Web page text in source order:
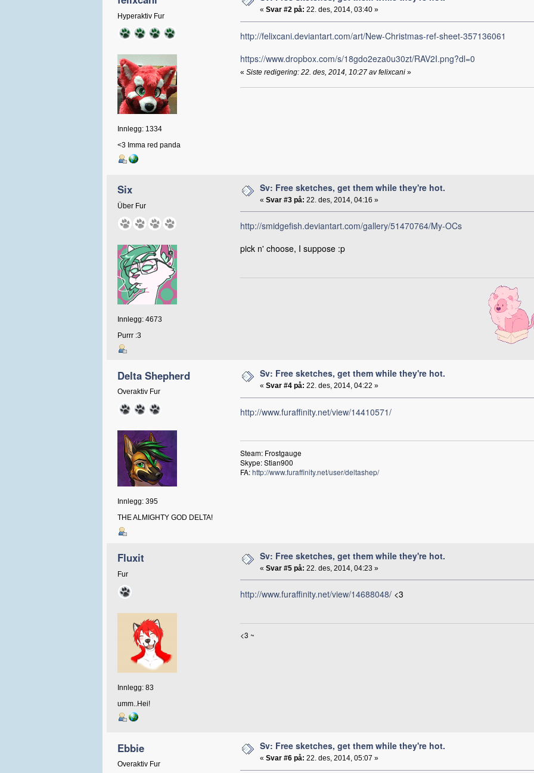
Hyperaktiv Fur
Innlegg: 1334
<3 Imma red panda
« Svar #2 på: 22. des, 2014, 03:40 »
http://felixcani.deviantart.com/art/New-Christmas-ref-sheet-357136061
https://www.dropbox.com/s/18gdo2eza0u30zt/RAV2I.png?dl=0
« Siste redigering: 22. des, 2014, 10:27 av felixcani »
Six
Über Fur
Innlegg: 4673
Purrr :3
Sv: Free sketches, get them while they're hot.
« Svar #3 på: 22. des, 2014, 04:16 »
http://smidgefish.deviantart.com/gallery/51470764/My-OCs
pick n' choose, I suppose :p
Delta Shepherd
Overaktiv Fur
Innlegg: 395
THE ALMIGHTY GOD DELTA!
Sv: Free sketches, get them while they're hot.
« Svar #4 på: 22. des, 2014, 04:22 »
http://www.furaffinity.net/view/14410571/
Steam: Frostgauge
Skype: Stian900
FA:http://www.furaffinity.net/user/deltashep/
Fluxit
Fur
Innlegg: 83
umm..Hei!
Sv: Free sketches, get them while they're hot.
« Svar #5 på: 22. des, 2014, 04:23 »
http://www.furaffinity.net/view/14688048/ <3
<3 ~
Ebbie
Overaktiv Fur
Sv: Free sketches, get them while they're hot.
« Svar #6 på: 22. des, 2014, 05:07 »